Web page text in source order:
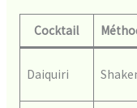
Cocktail
Daiquiri